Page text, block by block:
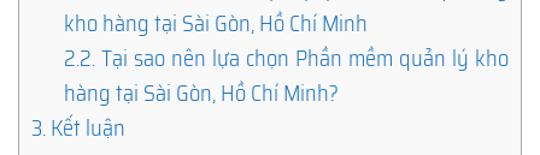
kho hàng tại Sài Gòn, Hồ Chí Minh
2.2.Tại sao nên lựa chọn Phần mềm quản lý kho
hàng tại Sài Gòn, Hồ Chí Minh?
3.Kết luận